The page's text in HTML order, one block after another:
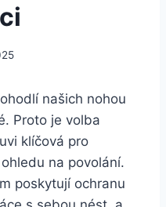
našich nohou
Proto je volba
klíčová pro
na povolání.
poskytují⁤ ochranu​